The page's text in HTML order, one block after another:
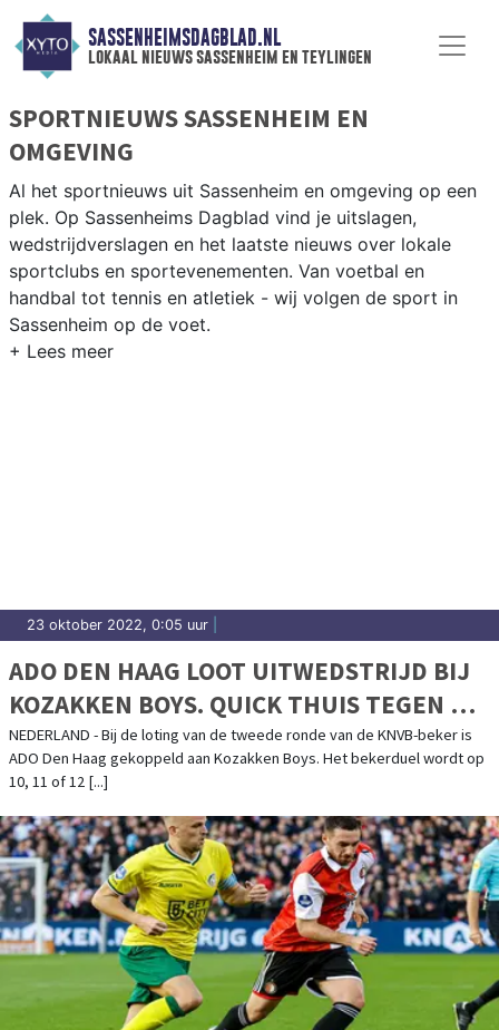
SASSENHEIMSDAGBLAD.NL
lokaal nieuws sassenheim en teylingen
SPORTNIEUWS SASSENHEIM EN
OMGEVING
Al het sportnieuws uit Sassenheim en omgeving op een
plek. Op Sassenheims Dagblad vind je uitslagen,
wedstrijdverslagen en het laatste nieuws over lokale
sportclubs en sportevenementen. Van voetbal en
handbal tot tennis en atletiek - wij volgen de sport in
Sassenheim op de voet.
23 oktober 2022, 0:05 uur
ADO DEN HAAG LOOT UITWEDSTRIJD BIJ
KOZAKKEN BOYS. QUICK THUIS TEGEN DE
GRAAFSCHAP
NEDERLAND - Bij de loting van de tweede ronde van de KNVB-beker is
ADO Den Haag gekoppeld aan Kozakken Boys. Het bekerduel wordt op
10, 11 of 12 [...]